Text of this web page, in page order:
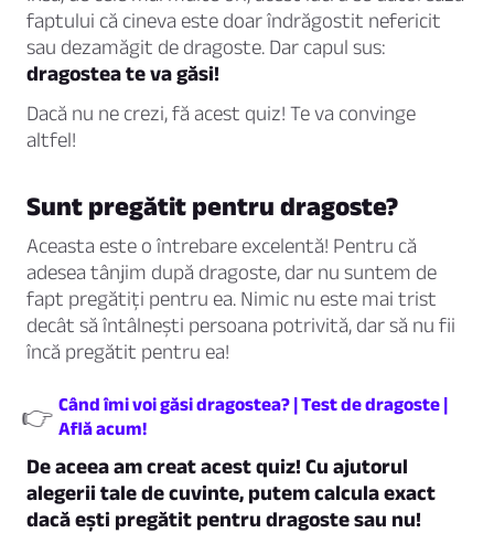
faptului că cineva este doar îndrăgostit nefericit
sau dezamăgit de dragoste. Dar capul sus:
dragostea te va găsi!
Dacă nu ne crezi, fă acest quiz! Te va convinge
altfel!
Sunt pregătit pentru dragoste?
Aceasta este o întrebare excelentă! Pentru că
adesea tânjim după dragoste, dar nu suntem de
fapt pregătiți pentru ea. Nimic nu este mai trist
decât să întâlnești persoana potrivită, dar să nu fii
încă pregătit pentru ea!
👉 Când îmi voi găsi dragostea? | Test de dragoste |
Află acum!
De aceea am creat acest quiz! Cu ajutorul
alegerii tale de cuvinte, putem calcula exact
dacă ești pregătit pentru dragoste sau nu!